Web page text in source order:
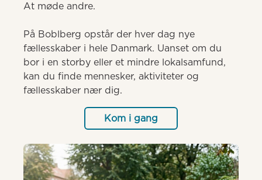
At møde andre.
På Boblberg opstår der hver dag nye
fællesskaber i hele Danmark. Uanset om du
bor i en storby eller et mindre lokalsamfund,
kan du finde mennesker, aktiviteter og
fællesskaber nær dig.
Kom i gang